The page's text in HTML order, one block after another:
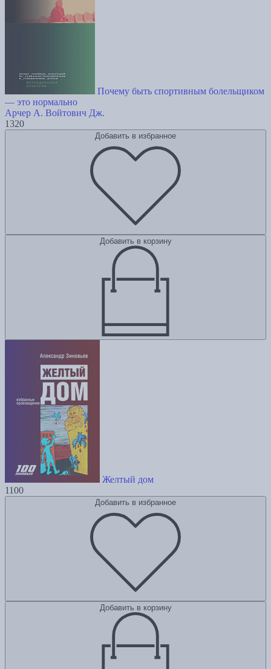
Почему быть спортивным болельщиком
— это нормально
Арчер А. Войтович Дж.
1320
Добавить в избранное
Добавить в корзину
Желтый дом
1100
Добавить в избранное
Добавить в корзину